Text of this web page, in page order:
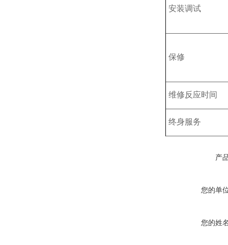
安装调试
保修
维修反应时间
终身服务
产
您的单
您的姓